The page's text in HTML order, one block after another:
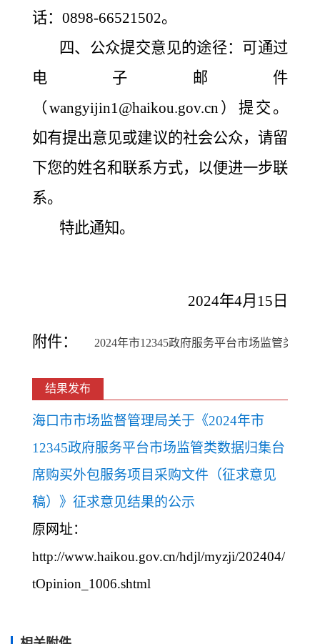
话：0898-66521502。
四、公众提交意见的途径：可通过
电子邮件
（wangyijin1@haikou.gov.cn）提交。
如有提出意见或建议的社会公众，请留
下您的姓名和联系方式，以便进一步联
系。
特此通知。
2024年4月15日
附件： 2024年市12345政府服务平台市场监管类数
结果发布
海口市市场监督管理局关于《2024年市
12345政府服务平台市场监管类数据归集台
席购买外包服务项目采购文件（征求意见
稿）》征求意见结果的公示
原网址：
http://www.haikou.gov.cn/hdjl/myzji/202404/
tOpinion_1006.shtml